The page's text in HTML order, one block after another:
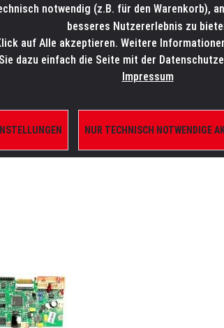
SALES-HOTLINE: +49 5451 5900-800 24/7:
SHOP MARKEN AKTUELLES
notwendig (z.B. für den Warenkorb),
besseres Nutzererlebnis zu
auf Alle akzeptieren. Weitere
dazu einfach die Seite mit der
Impressum
NUR TECHNISCH NOTWENDIGE